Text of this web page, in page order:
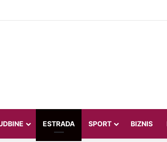
oštro o SAD-u: Oni su kolonijalna i kriminalna
ESTRADA SPORT BIZNIS